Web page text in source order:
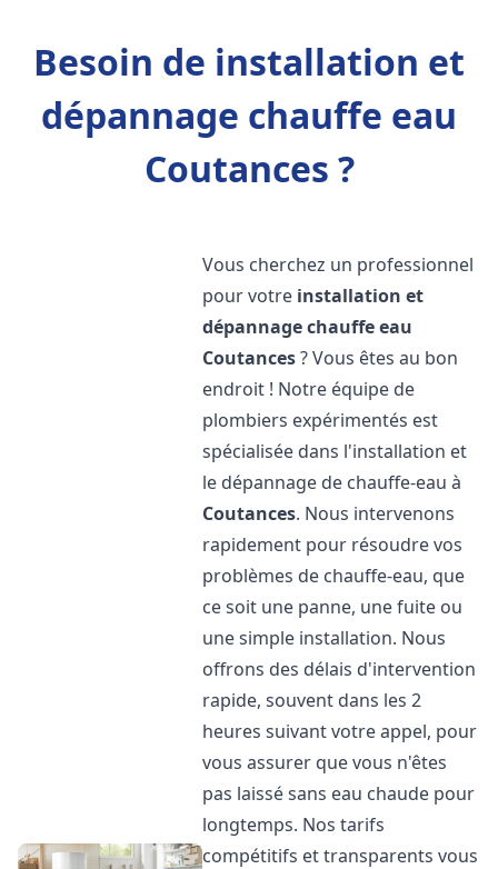
Besoin de installation et
dépannage chauffe eau
Coutances ?
Vous cherchez un professionnel
pour votre installation et
dépannage chauffe eau
Coutances? Vous êtes au bon
endroit ! Notre équipe de
plombiers expérimentés est
spécialisée dans l'installation et
le dépannage de chauffe-eau à
Coutances. Nous intervenons
rapidement pour résoudre vos
problèmes de chauffe-eau, que
ce soit une panne, une fuite ou
une simple installation. Nous
offrons des délais d'intervention
rapide, souvent dans les 2
heures suivant votre appel, pour
vous assurer que vous n'êtes
pas laissé sans eau chaude pour
longtemps. Nos tarifs
compétitifs et transparents vous